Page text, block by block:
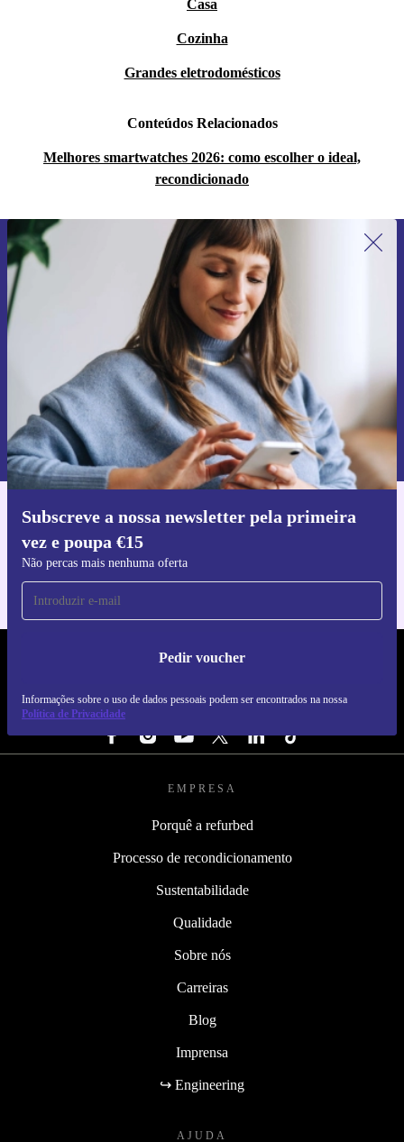
Casa
Cozinha
Grandes eletrodomésticos
Conteúdos Relacionados
Melhores smartwatches 2026: como escolher o ideal,
recondicionado
Subscreve a nossa newsletter pela primeira
vez e poupa €15
Não percas mais nenhuma oferta
Pedir voucher
Informações sobre o uso de dados pessoais podem ser encontrados na nossa
Política de Privacidade
Subscreve a nossa newsletter pela
primeira vez e poupa 15€!
Não percas mais nenhuma oferta.
Pedir voucher
Informações sobre o uso de dados pessoais podem ser encontrados na
nossa
Política de Privacidade.
Faz o download da app refurbed
Para iOS e Android
REFURBED PORTUGAL - RETHINK NEW.
SEGUE-NOS
EMPRESA
Porquê a refurbed
Processo de recondicionamento
Sustentabilidade
Qualidade
Sobre nós
Carreiras
Blog
Imprensa
↪ Engineering
AJUDA